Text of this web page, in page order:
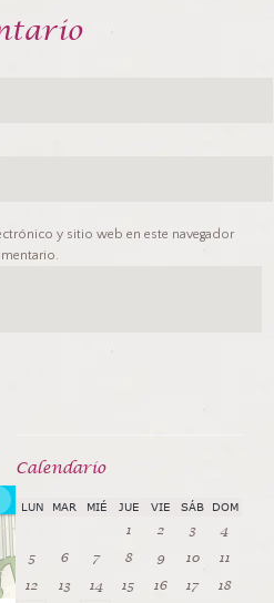
y sitio web en este navegador
Calendarío
LUN MAR MIÉ JUE VIE SÁB DOM
1 2 3
4
5
6 7 8 9 10
11
12
13 14 15 16 17 18